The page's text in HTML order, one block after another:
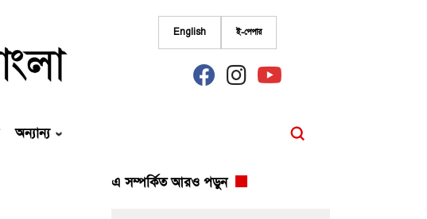
English ই-পেপার
fab
fa-
fab
fa-
fab
fa-
অন্যান্য
এ সম্পর্কিত আরও পড়ুন